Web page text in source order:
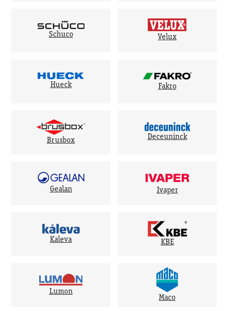
Schuco Velux
Hueck Fakro
Brusbox Deceuninck
Gealan Ivaper
Kaleva KBE
Lumon
Maco